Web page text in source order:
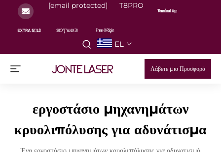
[email protected] T8PRO
EL
Λάβετε μια Προσφορά
εργοστάσιο μηχανημάτων
κρυολιπόλυσης για αδυνάτισμα